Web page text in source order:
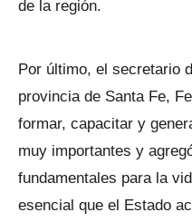
de la región.
Por último, el secretario
provincia de Santa Fe,
formar, capacitar y
muy importantes y
fundamentales para la
esencial que el Estado